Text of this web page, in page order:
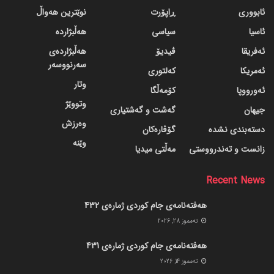
ئابووری
ئاسیا
ئەفریقا
ئەمریکا
ئەورووپا
جیهان
دسته‌بندی نشده
زانست و تەندرووستی
ڕاپۆرت
سیاسی
ڤیدیۆ
کەلتوری
کۆمەڵگا
گه‌شت و گه‌شتیاری
گۆڤاره‌کان
مەڵتی میدیا
نوێترین هەواڵ
هەڵبژاردە
هەڵبژاردەی
سەرنووسەر
وتار
وتووێژ
وەرزش
وێنە
Recent News
هەفتەنامەی جام کوردی ژمارەی 432
ته‌مموز 28, 2026
هەفتەنامەی جام کوردی ژمارەی 431
ته‌مموز 14, 2026